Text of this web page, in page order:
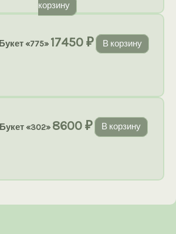
корзину
Букет «775» 17450₽ В корзину
Букет «302» 8600₽ В корзину